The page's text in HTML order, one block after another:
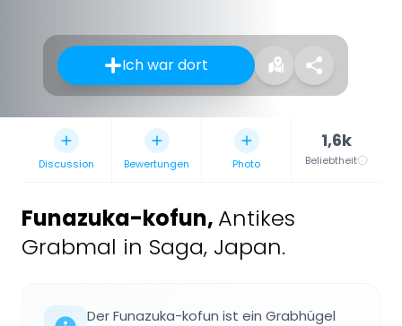
Ich war dort
Discussion Bewertungen Photo
1,6k
Beliebtheit
Funazuka-kofun, Antikes
Grabmal in Saga, Japan.
Der Funazuka-kofun ist ein Grabhügel